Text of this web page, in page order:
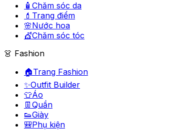
🧴 Chăm sóc da
💄 Trang điểm
🌸Nước hoa
💇Chăm sóc tóc
👗 Fashion
🏠Trang Fashion
✨Outfit Builder
👕Áo
👖 Quần
👟Giày
🎒Phụ kiện